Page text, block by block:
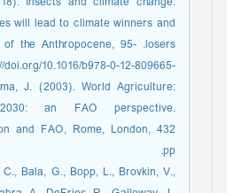
will lead to climate winners and
of the Anthropocene, 95-
10.1016/b978-0-12-809665-
J. (2003). World Agriculture:
2030: an FAO perspective.
and FAO, Rome, London, 432
pp.
C., Bala, G., Bopp, L., Brovkin, V.,